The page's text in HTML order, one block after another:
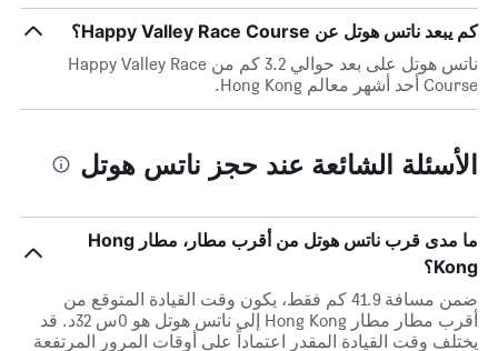
كم يبعد ناتس هوتل عن Happy Valley Race Course؟
ناتس هوتل على بعد حوالي 3.2 كم من Happy Valley Race
Course أحد أشهر معالم Hong Kong.
الأسئلة الشائعة عند حجز ناتس هوتل
ما مدى قرب ناتس هوتل من أقرب مطار، مطار Hong
Kong؟
ضمن مسافة 41.9 كم فقط، يكون وقت القيادة المتوقع من
أقرب مطار مطار Hong Kong إلى ناتس هوتل هو 0س 32د. قد
يختلف وقت القيادة المقدر اعتماداً على أوقات المرور المرتفعة